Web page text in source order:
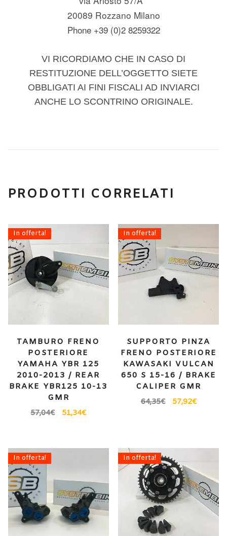
20089 Rozzano Milano
Phone +39 (0)2 8259322
VI RICORDIAMO CHE IN CASO DI
RESTITUZIONE DELL’OGGETTO SIETE
OBBLIGATI AI FINI FISCALI AD INVIARCI
ANCHE LO SCONTRINO ORIGINALE.
PRODOTTI CORRELATI
In offerta!
TAMBURO FRENO
POSTERIORE
YAMAHA YBR 125
2010-2013 / REAR
BRAKE YBR125 10-13
GMR
57,04€ 51,34€
In offerta!
SUPPORTO PINZA
FRENO POSTERIORE
KAWASAKI VULCAN
650 S 15-16 / BRAKE
CALIPER GMR
64,35€ 57,92€
In offerta! In offerta!